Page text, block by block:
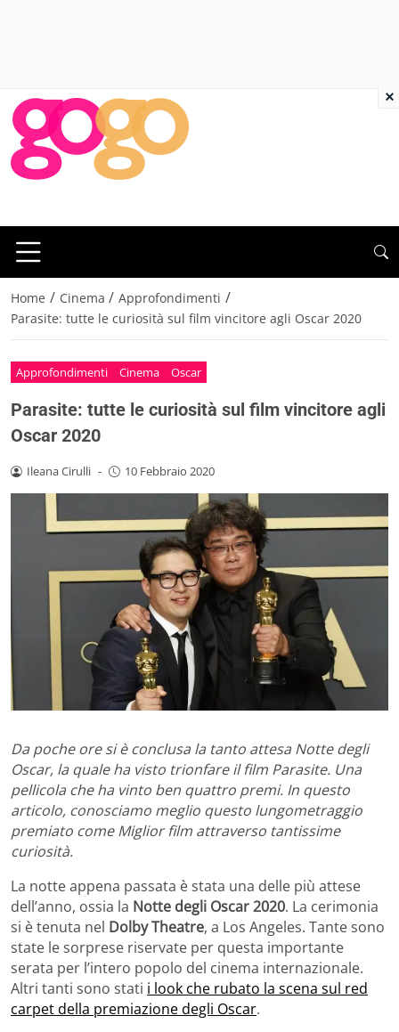
Home / Cinema / Approfondimenti /
Parasite: tutte le curiosità sul film vincitore agli Oscar 2020
Approfondimenti Cinema Oscar
Parasite: tutte le curiosità sul film vincitore agli
Oscar 2020
Ileana Cirulli - 10 Febbraio 2020
Da poche ore si è conclusa la tanto attesa Notte degli
Oscar, la quale ha visto trionfare il film Parasite. Una
pellicola che ha vinto ben quattro premi. In questo
articolo, conosciamo meglio questo lungometraggio
premiato come Miglior film attraverso tantissime
curiosità.
La notte appena passata è stata una delle più attese
dell’anno, ossia la Notte degli Oscar 2020. La cerimonia
si è tenuta nel Dolby Theatre, a Los Angeles. Tante sono
state le sorprese riservate per questa importante
serata per l’intero popolo del cinema internazionale.
Altri tanti sono stati i look che rubato la scena sul red
carpet della premiazione degli Oscar.
×